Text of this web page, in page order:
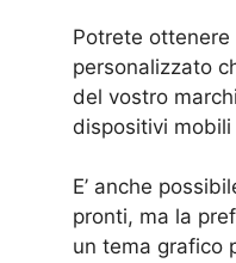
Potrete
personalizzato
del vostro
dispositivi
E’ anche
pronti, ma la
un tema grafico